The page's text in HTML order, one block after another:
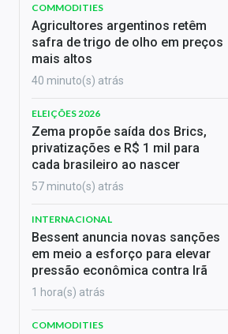
COMMODITIES
Agricultores argentinos retêm
safra de trigo de olho em preços
mais altos
40 minuto(s) atrás
ELEIÇÕES 2026
Zema propõe saída dos Brics,
privatizações e R$ 1 mil para
cada brasileiro ao nascer
57 minuto(s) atrás
INTERNACIONAL
Bessent anuncia novas sanções
em meio a esforço para elevar
pressão econômica contra Irã
1 hora(s) atrás
COMMODITIES